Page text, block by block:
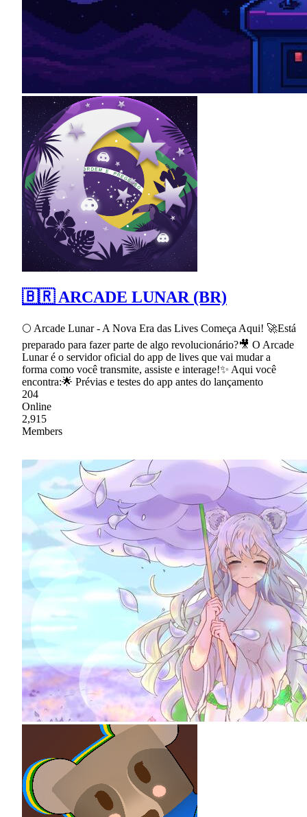
🇧🇷 ARCADE LUNAR (BR)
🌕 Arcade Lunar - A Nova Era das Lives Começa Aqui! 🚀Está
preparado para fazer parte de algo revolucionário?🎥 O Arcade
Lunar é o servidor oficial do app de lives que vai mudar a
forma como você transmite, assiste e interage!✨ Aqui você
encontra:🌟 Prévias e testes do app antes do lançamento
204
Online
2,915
Members